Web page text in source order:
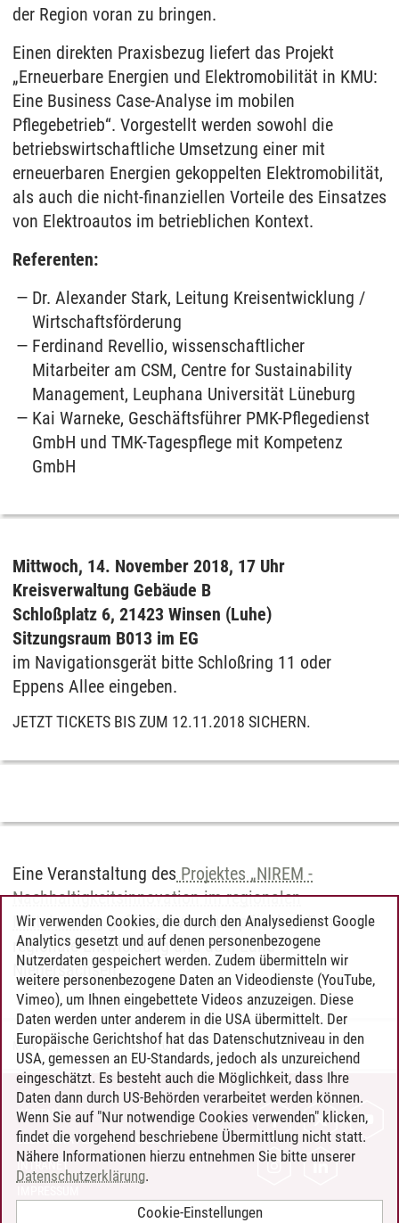
der Region voran zu bringen.
Einen direkten Praxisbezug liefert das Projekt
„Erneuerbare Energien und Elektromobilität in KMU:
Eine Business Case-Analyse im mobilen
Pflegebetrieb“. Vorgestellt werden sowohl die
betriebswirtschaftliche Umsetzung einer mit
erneuerbaren Energien gekoppelten Elektromobilität,
als auch die nicht-finanziellen Vorteile des Einsatzes
von Elektroautos im betrieblichen Kontext.
Referenten:
Dr. Alexander Stark, Leitung Kreisentwicklung /
Wirtschaftsförderung
Ferdinand Revellio, wissenschaftlicher
Mitarbeiter am CSM, Centre for Sustainability
Management, Leuphana Universität Lüneburg
Kai Warneke, Geschäftsführer PMK-Pflegedienst
GmbH und TMK-Tagespflege mit Kompetenz
GmbH
Mittwoch, 14. November 2018, 17 Uhr
Kreisverwaltung Gebäude B
Schloßplatz 6, 21423 Winsen (Luhe)
Sitzungsraum B013 im EG
im Navigationsgerät bitte Schloßring 11 oder
Eppens Allee eingeben.
JETZT TICKETS BIS ZUM 12.11.2018 SICHERN.
Eine Veranstaltung des Projektes „NIREM -
Nachhaltigkeitsinnovation im regionalen
Mittelstand”, gefördert von Europäischen Fonds für
regionale Entwicklung und dem Land
Niedersachsen.
Marc Stephan Riedel/14.11.2018
KONTAKT
LEUPHANA ALS ARBEITGEBER
INTRANET
Wir verwenden Cookies, die durch den Analysedienst Google
Analytics gesetzt und auf denen personenbezogene
Nutzerdaten gespeichert werden. Zudem übermitteln wir
weitere personenbezogene Daten an Videodienste (YouTube,
Vimeo), um Ihnen eingebettete Videos anzuzeigen. Diese
Daten werden unter anderem in die USA übermittelt. Der
Europäische Gerichtshof hat das Datenschutzniveau in den
USA, gemessen an EU-Standards, jedoch als unzureichend
eingeschätzt. Es besteht auch die Möglichkeit, dass Ihre
Daten dann durch US-Behörden verarbeitet werden können.
Wenn Sie auf "Nur notwendige Cookies verwenden" klicken,
findet die vorgehend beschriebene Übermittlung nicht statt.
Nähere Informationen hierzu entnehmen Sie bitte unserer
Datenschutzerklärung.
Cookie-Einstellungen